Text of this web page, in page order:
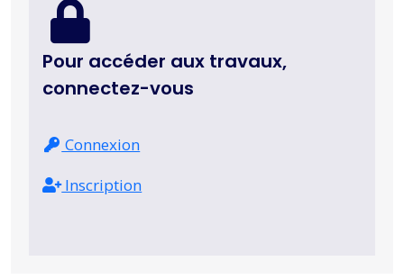
Pour accéder aux travaux,
connectez-vous
Connexion
Inscription